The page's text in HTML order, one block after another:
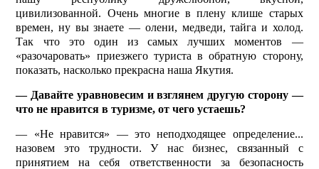
цивилизованной. Очень многие в плену клише старых
времен, ну вы знаете — олени, медведи, тайга и холод.
Так что это один из самых лучших моментов —
«разочаровать» приезжего туриста в обратную сторону,
показать, насколько прекрасна наша Якутия.
— Давайте уравновесим и взглянем другую сторону —
что не нравится в туризме, от чего устаешь?
— «Не нравится» — это неподходящее определение...
назовем это трудности. У нас бизнес, связанный с
принятием на себя ответственности за безопасность